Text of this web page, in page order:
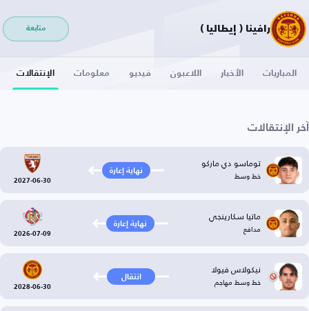
رافينا ( إيطاليا ) متابعة
المباريات الأخبار اللاعبون فيديو معلومات الإنتقالات
آخر الإنتقالات
توماسو دي ماركو
خط وسط نهاية إعارة
2027-06-30
ماتيا سكارينجي
مدافع نهاية إعارة
2026-07-09
نيكولاس فيولا
خط وسط مهاجم انتقال
2028-06-30